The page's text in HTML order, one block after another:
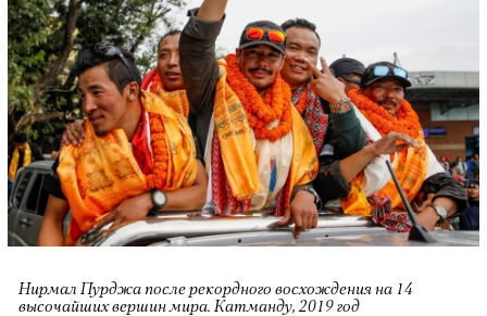
Нирмал Пурджа после рекордного восхождения на 14
высочайших вершин мира. Катманду, 2019 год